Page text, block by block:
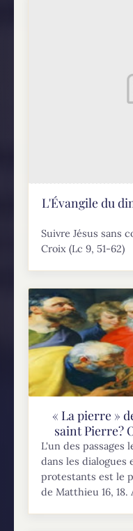
L'Évangile du
Suivre Jésus sans
Croix (Lc 9, 51-62)
« La pierre »
saint Pierre?
L'un des passages
dans les dialogues
protestants est le
de Matthieu 16, 18.